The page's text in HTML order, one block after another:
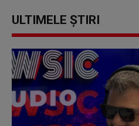
ULTIMELE ȘTIRI